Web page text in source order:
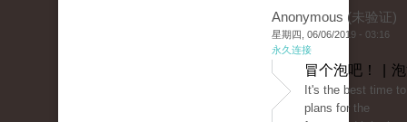
Anonymous (未验证)
星期四, 06/06/2019 - 03:16
永久连接
冒个泡吧！ |
It's the best time
plans for the